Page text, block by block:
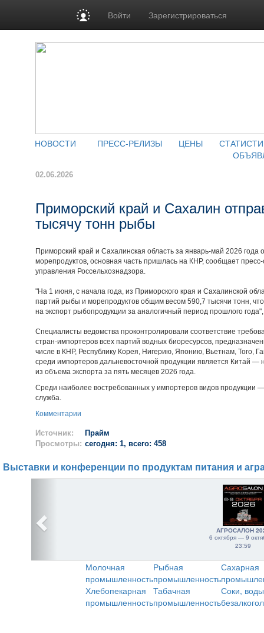
Войти Зарегистрироваться
НОВОСТИ ПРЕСС-РЕЛИЗЫ ЦЕНЫ
02.06.2026
Приморский край и Сахалин
тысячу тонн рыбы
Приморский край и Сахалинская область за январь-май 2026
морепродуктов, основная часть пришлась на КНР, сообщает
управления Россельхознадзора.
"На 1 июня, с начала года, из Приморского края и Сахалинской
партий рыбы и морепродуктов общим весом 590,7 тысячи тонн,
на экспорт рыбопродукции за аналогичный период прошлого
Специалисты ведомства проконтролировали соответствие
стран-импортеров всех партий водных биоресурсов,
числе в КНР, Республику Корея, Нигерию, Японию, Вьетнам, Того,
среди импортеров дальневосточной продукции является Китай
из объема экспорта за пять месяцев 2026 года.
Среди наиболее востребованных у импортеров видов продукции
служба.
Комментарии
Источник:
Прайм
Просмотры: сегодня: 1, всего: 458
Выставки и конференции по продуктам питания и
АГРОСАЛОН
6 октября — 9
23:59
Молочная
промышленность
Рыбная
промышленность
Сахарная
Хлебопекарная
промышленность
Табачная
промышленность
Соки,